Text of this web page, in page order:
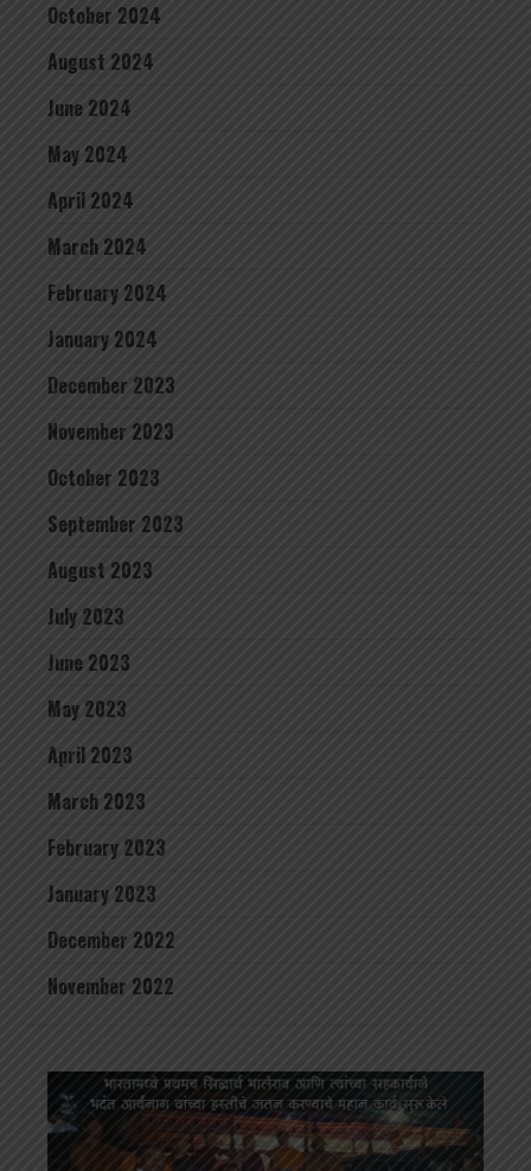
October 2024
August 2024
June 2024
May 2024
April 2024
March 2024
February 2024
January 2024
December 2023
November 2023
October 2023
September 2023
August 2023
July 2023
June 2023
May 2023
April 2023
March 2023
February 2023
January 2023
December 2022
November 2022